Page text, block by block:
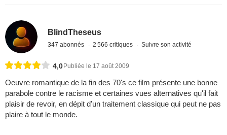
BlindTheseus
347 abonnés 2 566 critiques Suivre son activité
4,0Publiée le 17 août 2009
Oeuvre romantique de la fin des 70's ce film présente une bonne
parabole contre le racisme et certaines vues alternatives qu'il fait
plaisir de revoir, en dépit d'un traitement classique qui peut ne pas
plaire à tout le monde.